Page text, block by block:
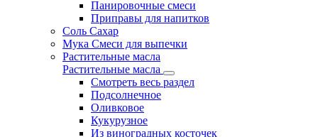
Панировочные смеси
Приправы для напитков
Соль Сахар
Мука Смеси для выпечки
Растительные масла
Растительные масла
Смотреть весь раздел
Подсолнечное
Оливковое
Кукурузное
Из виноградных косточек